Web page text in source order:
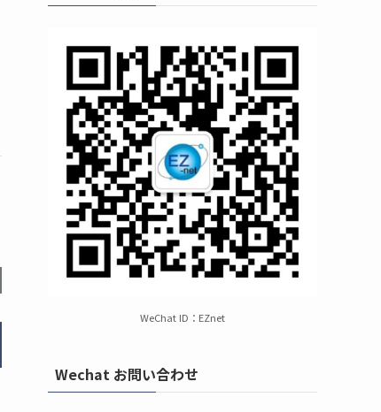
WeChat ID：EZnet
Wechat お問い合わせ